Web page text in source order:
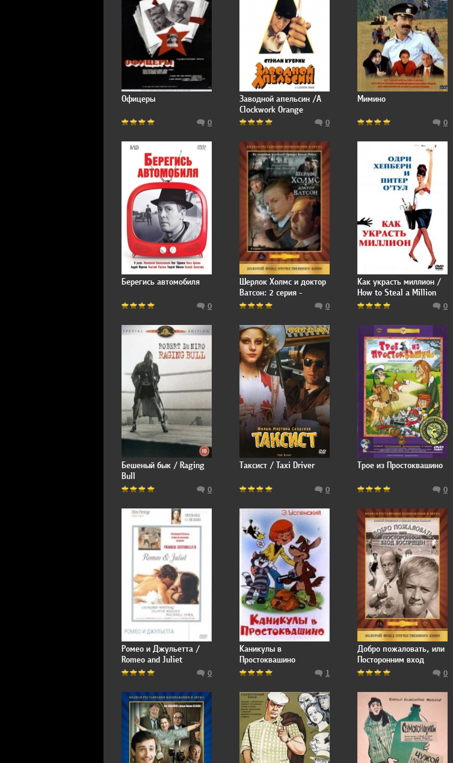
Офицеры
0
Заводной апельсин /A
Clockwork Orange
0
Мимино
0
Берегись автомобиля
0
Шерлок Холмс и доктор
Ватсон: 2 серия -
Кровавая надпись
0
Как украсть миллион /
How to Steal a Million
0
Бешеный бык / Raging
Bull
0
Таксист / Taxi Driver
0
Трое из Простоквашино
0
Ромео и Джульетта /
Romeo and Juliet
0
Каникулы в
Простоквашино
1
Добро пожаловать, или
Посторонним вход
воспрещен
0